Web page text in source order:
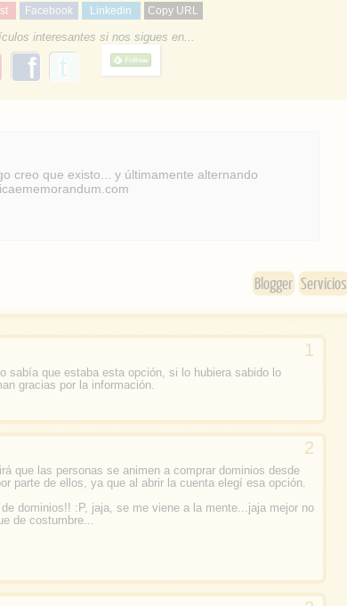
Facebook Linkedin Copy URL
interesantes si nos sigues en...
f
b
t
t
creo que existo... y últimamente alternando
Blogger Servicios
sabía que estaba esta opción, si lo hubiera sabido lo
gracias por la información.
que las personas se animen a comprar dominios desde
parte de ellos, ya que al abrir la cuenta elegí esa opción.
dominios!! :P, jaja, se me viene a la mente...jaja mejor no
de costumbre...